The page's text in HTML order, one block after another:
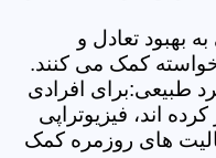
بهبود تعادل و
کمک می کنند.
طبیعی:برای افرادی
اند، فیزیوتراپی
های روزمره کمک